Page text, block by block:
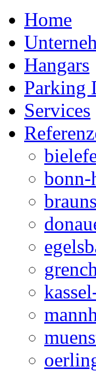
Home
Hangars
Parking
Services
bonn-